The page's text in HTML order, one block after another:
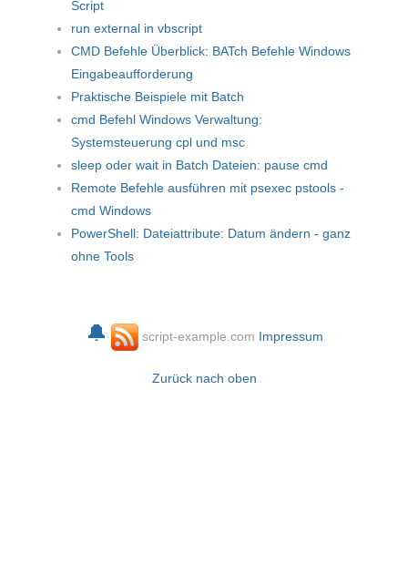
Script
run external in vbscript
CMD Befehle Überblick: BATch Befehle Windows
Eingabeaufforderung
Praktische Beispiele mit Batch
cmd Befehl Windows Verwaltung:
Systemsteuerung cpl und msc
sleep oder wait in Batch Dateien: pause cmd
Remote Befehle ausführen mit psexec pstools -
cmd Windows
PowerShell: Dateiattribute: Datum ändern - ganz
ohne Tools
🔔 script-example.com Impressum
Zurück nach oben